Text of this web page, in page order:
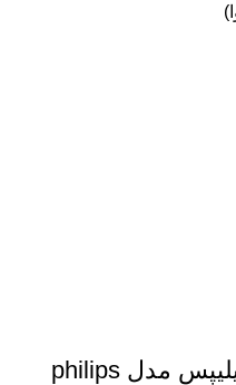
سرخ کن بدون روغن فیلیپس مدل philips